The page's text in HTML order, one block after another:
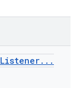
Listener. . .